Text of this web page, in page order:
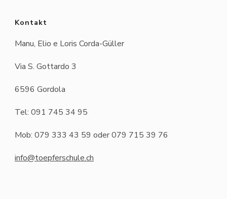
Kontakt
Manu, Elio e Loris Corda-Güller
Via S. Gottardo 3
6596 Gordola
Tel: 091 745 34 95
Mob: 079 333 43 59 oder 079 715 39 76
info@toepferschule.ch